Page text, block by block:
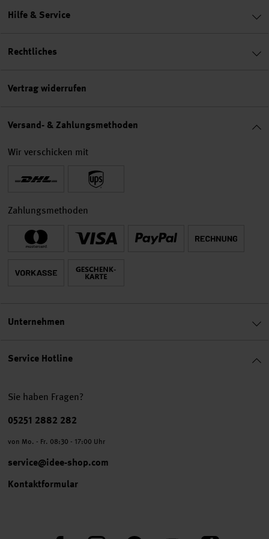
Service Hotline
Sie haben Fragen?
Telefonnummer
05251 2882 282
von Mo. - Fr. 08:30 - 17:00 Uhr
service@idee-shop.com
Kontaktformular
Hilfe & Service
Rechtliches
Vertrag widerrufen
Versand- & Zahlungsmethoden
Wir verschicken mit
Zahlungsmethoden
Unternehmen